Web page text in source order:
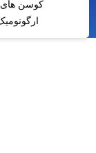
کوسن های